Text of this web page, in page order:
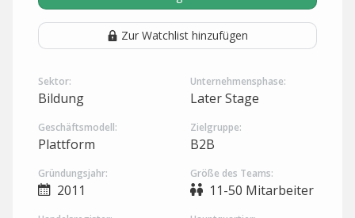
Zur Watchlist hinzufügen
Sektor:
Bildung
Unternehmensphase:
Later Stage
Geschäftsmodell:
Plattform
Zielgruppe:
B2B
Gründungsjahr:
2011
Größe des Teams:
11-50 Mitarbeiter